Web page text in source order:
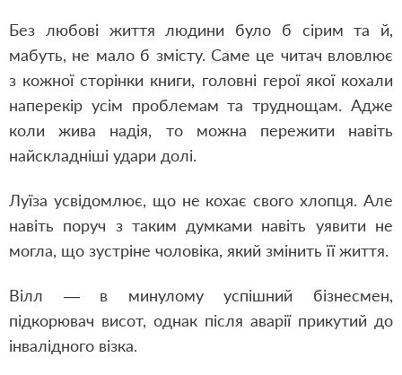
Без любові життя людини було б сірим та й,
мабуть, не мало б змісту. Саме це читач вловлює
з кожної сторінки книги, головні герої якої кохали
наперекір усім проблемам та труднощам. Адже
коли жива надія, то можна пережити навіть
найскладніші удари долі.
Луїза усвідомлює, що не кохає свого хлопця. Але
навіть поруч з таким думками навіть уявити не
могла, що зустріне чоловіка, який змінить її життя.
Вілл — в минулому успішний бізнесмен,
підкорювач висот, однак після аварії прикутий до
інвалідного візка.